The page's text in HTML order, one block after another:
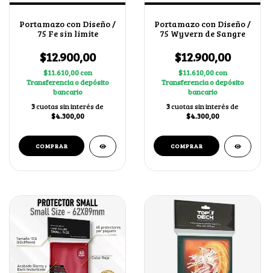
Portamazo con Diseño /
75 Fe sin limite
$12.900,00
$11.610,00con
Transferencia o depósito
bancario
3cuotas sin interés de
$4.300,00
Portamazo con Diseño /
75 Wyvern de Sangre
$12.900,00
$11.610,00con
Transferencia o depósito
bancario
3cuotas sin interés de
$4.300,00